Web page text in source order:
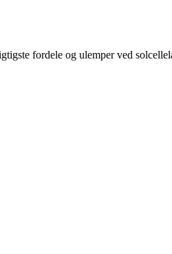
fordele og ulemper ved